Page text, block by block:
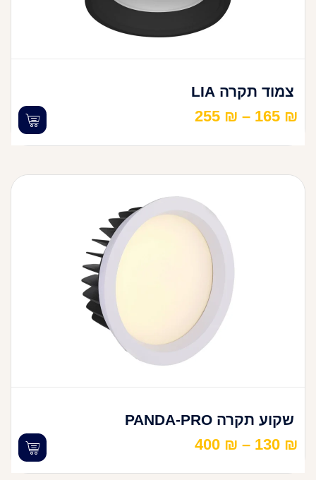
צמוד תקרה LIA
165 ₪
–
255 ₪
שקוע תקרה PANDA-PRO
130 ₪
–
400 ₪